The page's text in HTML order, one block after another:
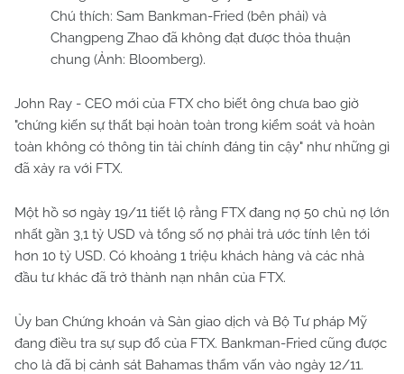
Chú thích: Sam Bankman-Fried (bên phải) và
Changpeng Zhao đã không đạt được thỏa thuận
chung (Ảnh: Bloomberg).
John Ray - CEO mới của FTX cho biết ông chưa bao giờ
"chứng kiến sự thất bại hoàn toàn trong kiểm soát và hoàn
toàn không có thông tin tài chính đáng tin cậy" như những gì
đã xảy ra với FTX.
Một hồ sơ ngày 19/11 tiết lộ rằng FTX đang nợ 50 chủ nợ lớn
nhất gần 3,1 tỷ USD và tổng số nợ phải trả ước tính lên tới
hơn 10 tỷ USD. Có khoảng 1 triệu khách hàng và các nhà
đầu tư khác đã trở thành nạn nhân của FTX.
Ủy ban Chứng khoán và Sàn giao dịch và Bộ Tư pháp Mỹ
đang điều tra sự sụp đổ của FTX. Bankman-Fried cũng được
cho là đã bị cảnh sát Bahamas thẩm vấn vào ngày 12/11.